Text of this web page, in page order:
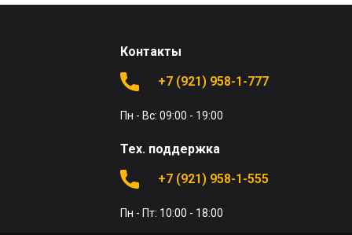
Контакты
+7 (921) 958-1-777
Пн - Вс: 09:00 - 19:00
Тех. поддержка
+7 (921) 958-1-555
Пн - Пт: 10:00 - 18:00